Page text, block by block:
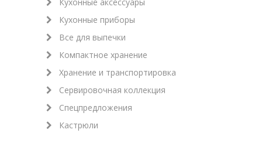
Кухонные приборы
Все для выпечки
Компактное хранение
Хранение и транспортировка
Сервировочная коллекция
Спецпредложения
Кастрюли